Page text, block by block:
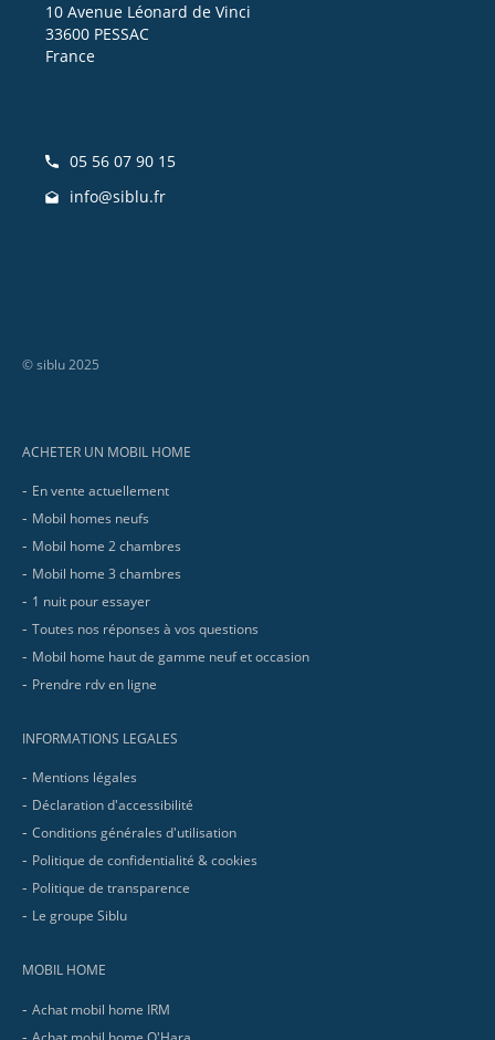
10 Avenue Léonard de Vinci
33600 PESSAC
France
05 56 07 90 15
info@siblu.fr
© siblu 2025
ACHETER UN MOBIL HOME
En vente actuellement
Mobil homes neufs
Mobil home 2 chambres
Mobil home 3 chambres
1 nuit pour essayer
Toutes nos réponses à vos questions
Mobil home haut de gamme neuf et occasion
Prendre rdv en ligne
INFORMATIONS LEGALES
Mentions légales
Déclaration d'accessibilité
Conditions générales d'utilisation
Politique de confidentialité & cookies
Politique de transparence
Le groupe Siblu
MOBIL HOME
Achat mobil home IRM